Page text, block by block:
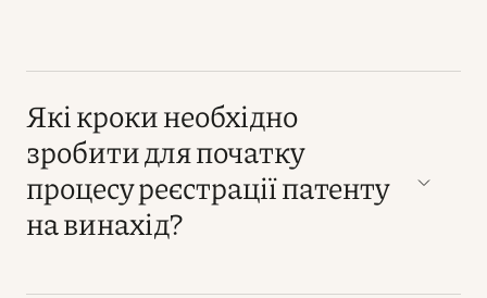
Які кроки необхідно
зробити для початку
процесу реєстрації патенту
на винахід?